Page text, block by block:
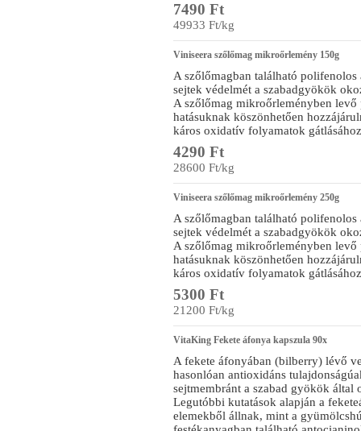
7490 Ft
49933 Ft/kg
Viniseera szőlőmag mikroőrlemény 150g
A szőlőmagban található
sejtek védelmét a szabadgyökök
A szőlőmag mikroőrleményben
hatásuknak köszönhetően
káros oxidatív folyamatok
4290 Ft
28600 Ft/kg
Viniseera szőlőmag mikroőrlemény 250g
A szőlőmagban található
sejtek védelmét a szabadgyökök
A szőlőmag mikroőrleményben
hatásuknak köszönhetően
káros oxidatív folyamatok
5300 Ft
21200 Ft/kg
VitaKing Fekete áfonya kapszula 90x
A fekete áfonyában (bilberry) lévő
hasonlóan antioxidáns
sejtmembránt a szabad gyökök
Legutóbbi kutatások alapján a
elemekből állnak, mint a